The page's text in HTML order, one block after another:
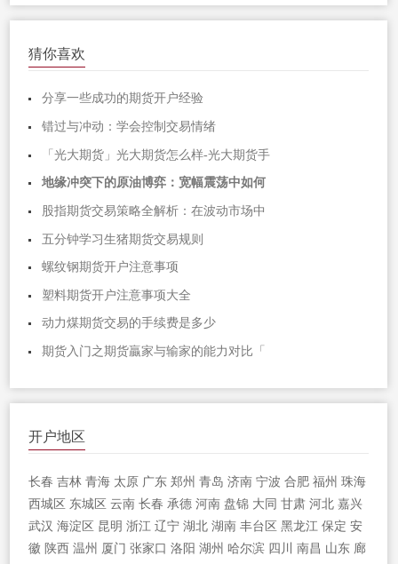
猜你喜欢
分享一些成功的期货开户经验
错过与冲动：学会控制交易情绪
「光大期货」光大期货怎么样-光大期货手
地缘冲突下的原油博弈：宽幅震荡中如何
股指期货交易策略全解析：在波动市场中
五分钟学习生猪期货交易规则
螺纹钢期货开户注意事项
塑料期货开户注意事项大全
动力煤期货交易的手续费是多少
期货入门之期货贏家与输家的能力对比「
开户地区
长春 吉林 青海 太原 广东 郑州 青岛 济南 宁波 合肥 福州 珠海
西城区 东城区 云南 长春 承德 河南 盘锦 大同 甘肃 河北 嘉兴
武汉 海淀区 昆明 浙江 辽宁 湖北 湖南 丰台区 黑龙江 保定 安
徽 陕西 温州 厦门 张家口 洛阳 湖州 哈尔滨 四川 南昌 山东 廊